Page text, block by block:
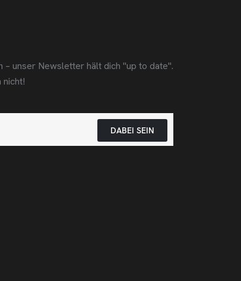
– unser Newsletter hält dich "up to date".
nicht!
DABEI SEIN